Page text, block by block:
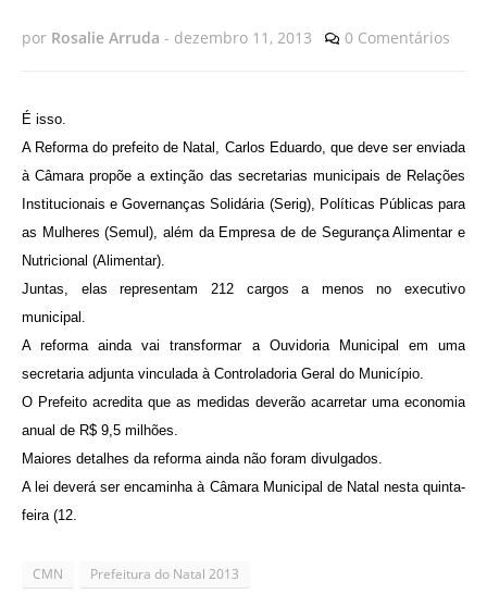
por Rosalie Arruda - dezembro 11, 2013 0 Comentários
É isso.
A Reforma do prefeito de Natal, Carlos Eduardo, que deve ser enviada
à Câmara propõe a extinção das secretarias municipais de Relações
Institucionais e Governanças Solidária (Serig), Políticas Públicas para
as Mulheres (Semul), além da Empresa de de Segurança Alimentar e
Nutricional (Alimentar).
Juntas, elas representam 212 cargos a menos no executivo
municipal.
A reforma ainda vai transformar a Ouvidoria Municipal em uma
secretaria adjunta vinculada à Controladoria Geral do Município.
O Prefeito acredita que as medidas deverão acarretar uma economia
anual de R$ 9,5 milhões.
Maiores detalhes da reforma ainda não foram divulgados.
A lei deverá ser encaminha à Câmara Municipal de Natal nesta quinta-
feira (12.
CMN Prefeitura do Natal 2013